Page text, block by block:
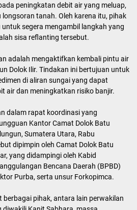
peningkatan debit air yang meluap,
tanah. Oleh karena itu, pihak
segera mengambil langkah yang
sisa reflanting tersebut.
adalah mengaktifkan kembali pintu air
Dolok Ilir. Tindakan ini bertujuan untuk
di aliran sungai yang dapat
air dan meningkatkan risiko banjir.
dalam rapat koordinasi yang
Kantor Camat Dolok Batu
Sumatera Utara, Rabu
dipimpin oleh Camat Dolok Batu
yang didampingi oleh Kabid
Bencana Daerah (BPBD)
Purba, serta unsur Forkopimca.
berbagai pihak, antara lain perwakilan